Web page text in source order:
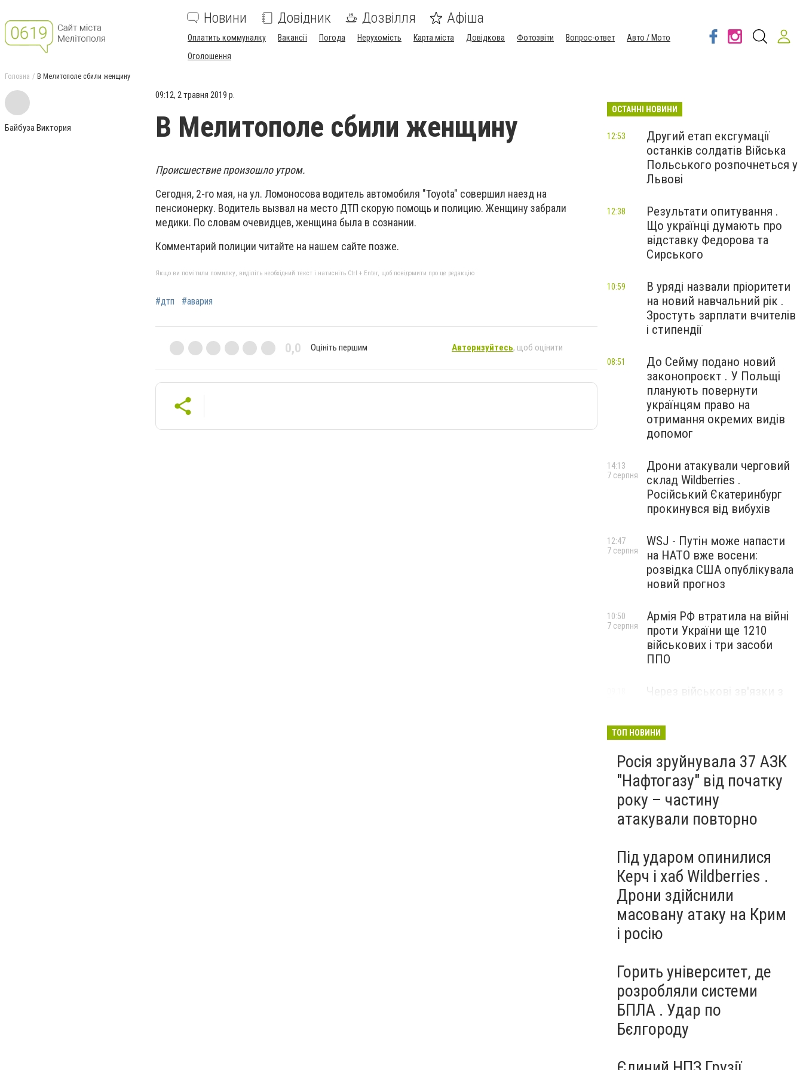
Новини Довідник Дозвілля Афіша
Оплатить коммуналку Вакансії Погода Нерухомість Карта міста Довідкова Фотозвіти Вопрос-ответ
Авто / Мото
Оголошення
Головна В Мелитополе сбили женщину
Байбуза Виктория
09:12, 2 травня 2019 р.
В Мелитополе сбили женщину
Происшествие произошло утром.
Сегодня, 2-го мая, на ул. Ломоносова водитель автомобиля "Toyota" совершил наезд на
пенсионерку. Водитель вызвал на место ДТП скорую помощь и полицию. Женщину забрали
медики. По словам очевидцев, женщина была в сознании.
Комментарий полиции читайте на нашем сайте позже.
Якщо ви помітили помилку, виділіть необхідний текст і натисніть Ctrl + Enter, щоб повідомити про це редакцію
#дтп #авария
0,0 Оцініть першим Авторизуйтесь, щоб оцінити
ОСТАННІ НОВИНИ
Другий етап ексгумації
останків солдатів Війська
Польського розпочнеться у
Львові
12:53
Результати опитування .
Що українці думають про
відставку Федорова та
Сирського
12:38
В уряді назвали пріоритети
на новий навчальний рік .
Зростуть зарплати вчителів
і стипендії
10:59
До Сейму подано новий
законопроєкт . У Польщі
планують повернути
українцям право на
отримання окремих видів
допомог
08:51
Дрони атакували черговий
склад Wildberries .
Російський Єкатеринбург
прокинувся від вибухів
14:13
7 серпня
WSJ - Путін може напасти
на НАТО вже восени:
розвідка США опублікувала
новий прогноз
12:47
7 серпня
Армія РФ втратила на війні
проти України ще 1210
військових і три засоби
ППО
10:50
7 серпня
Через військові зв'язки з
Куби
ТОП НОВИНИ
Росія зруйнувала 37 АЗК
"Нафтогазу" від початку
року – частину
атакували повторно
Під ударом опинилися
Керч і хаб Wildberries .
Дрони здійснили
масовану атаку на Крим
і росію
Горить університет, де
розробляли системи
БПЛА . Удар по
Бєлгороду